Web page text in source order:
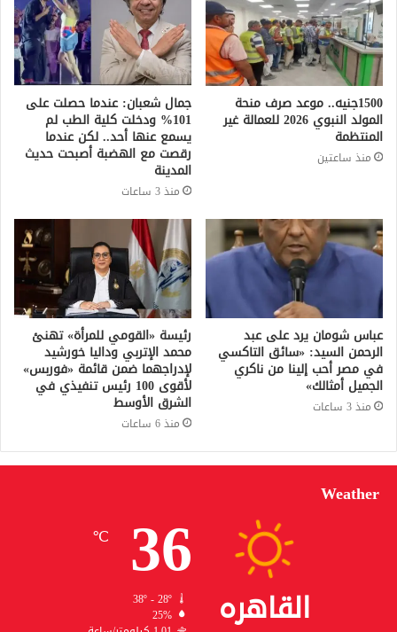
1500جنيه.. موعد صرف منحة
المولد النبوي 2026 للعمالة غير
المنتظمة
منذ ساعتين
جمال شعبان: عندما حصلت على
101% ودخلت كلية الطب لم
يسمع عنها أحد.. لكن عندما
رقصت مع الهضبة أصبحت حديث
المدينة
منذ 3 ساعات
عباس شومان يرد على عبد
الرحمن السيد: «سائق التاكسي
في مصر أحب إلينا من ناكري
الجميل أمثالك»
منذ 3 ساعات
رئيسة «القومي للمرأة» تهنئ
محمد الإتربي وداليا خورشيد
لإدراجهما ضمن قائمة «فوربس»
لأقوى 100 رئيس تنفيذي في
الشرق الأوسط
منذ 6 ساعات
Weather
القاهره
36
℃
38º - 28º
25%